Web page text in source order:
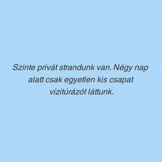
Szinte privát strandunk van. Négy nap
alatt csak egyetlen kis csapat
vízitúrázót láttunk.